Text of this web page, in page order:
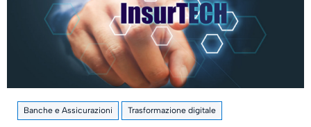
Banche e Assicurazioni Trasformazione digitale